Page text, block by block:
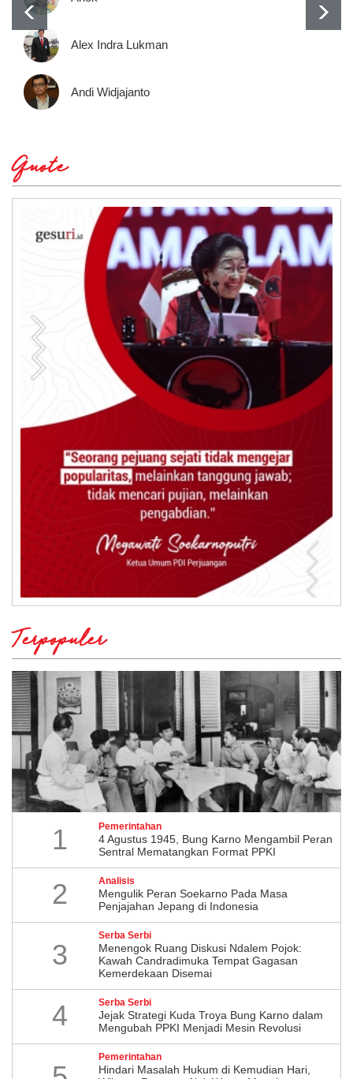
Alex Indra Lukman
Andi Widjajanto
Quote
Terpopuler
1 Pemerintahan
4 Agustus 1945, Bung Karno Mengambil Peran
Sentral Mematangkan Format PPKI
2 Analisis
Mengulik Peran Soekarno Pada Masa
Penjajahan Jepang di Indonesia
3
Serba Serbi
Menengok Ruang Diskusi Ndalem Pojok:
Kawah Candradimuka Tempat Gagasan
Kemerdekaan Disemai
4 Serba Serbi
Jejak Strategi Kuda Troya Bung Karno dalam
Mengubah PPKI Menjadi Mesin Revolusi
Pemerintahan
Hindari Masalah Hukum di Kemudian Hari,